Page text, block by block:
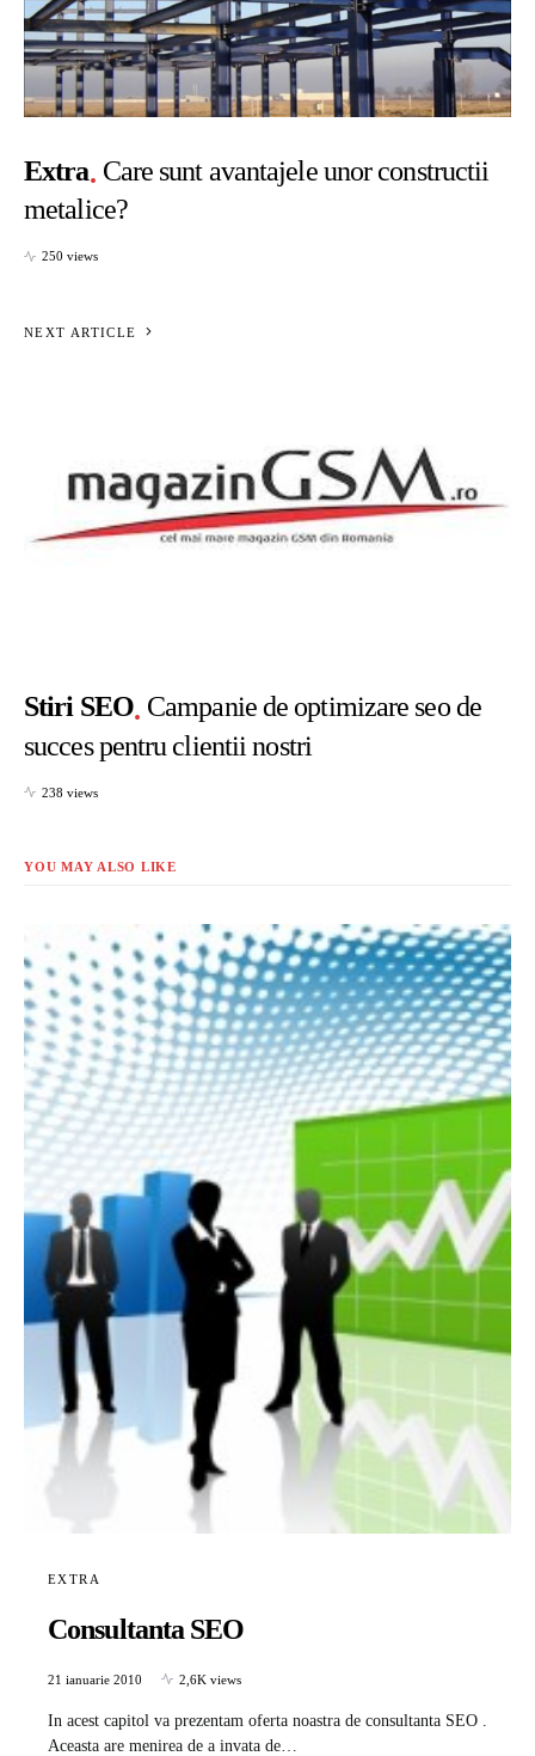
Extra Care sunt avantajele unor constructii
metalice?
250 views
NEXT ARTICLE
Stiri SEO Campanie de optimizare seo de
succes pentru clientii nostri
238 views
YOU MAY ALSO LIKE
EXTRA
Consultanta SEO
21 ianuarie 2010 2,6K views
In acest capitol va prezentam oferta noastra de consultanta SEO .
Aceasta are menirea de a invata de…